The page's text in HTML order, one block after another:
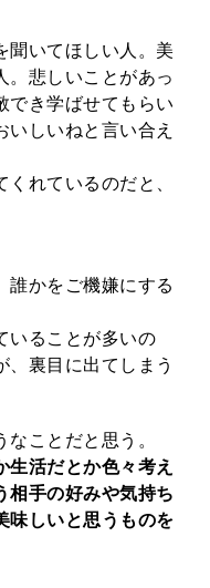
聞いてほしい人。美
。悲しいことがあっ
でき学ばせてもらい
いしいねと言い合え
れているのだと、
誰かをご機嫌にする
いることが多いの
、裏目に出てしまう
ことだと思う。
生活だとか色々考え
相手の好みや気持ち
味しいと思うものを